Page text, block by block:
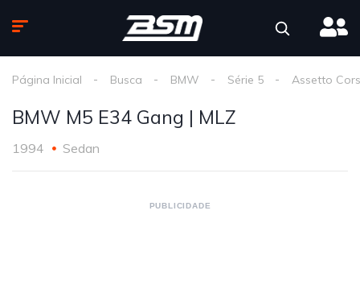
Página Inicial Busca BMW Série 5 Assetto
BMW M5 E34 Gang | MLZ
1994 Sedan
PUBLICIDADE